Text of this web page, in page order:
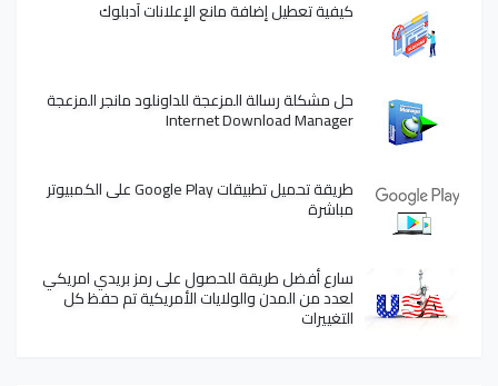
كيفية تعطيل إضافة مانع الإعلانات آدبلوك
حل مشكلة رسالة المزعجة للداونلود مانجر المزعجة
Internet Download Manager
طريقة تحميل تطبيقات Google Play على الكمبيوتر
مباشرة
سارع أفضل طريقة للحصول على رمز بريدي امريكي
لعدد من المدن والولايات الأمريكية تم حفظ كل
التغييرات